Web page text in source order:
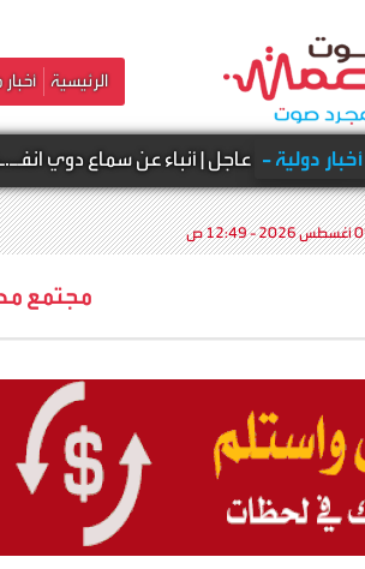
الرئيسية
عاجل | أنباء عن سماع دوي انفـ.ـجارات في
مجتمع